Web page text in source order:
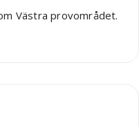
Västra provområdet.